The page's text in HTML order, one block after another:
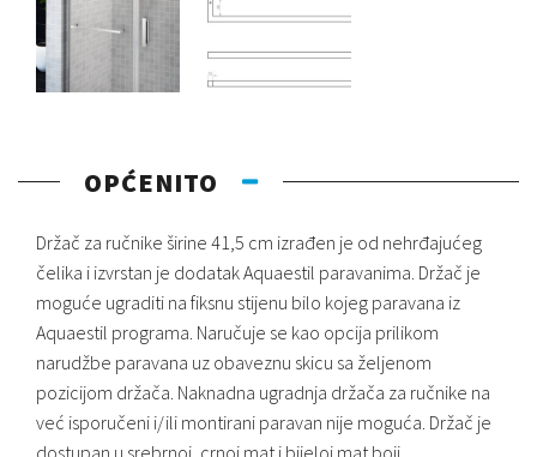
OPĆENITO
Držač za ručnike širine 41,5 cm izrađen je od nehrđajućeg
čelika i izvrstan je dodatak Aquaestil paravanima. Držač je
moguće ugraditi na fiksnu stijenu bilo kojeg paravana iz
Aquaestil programa. Naručuje se kao opcija prilikom
narudžbe paravana uz obaveznu skicu sa željenom
pozicijom držača. Naknadna ugradnja držača za ručnike na
već isporučeni i/ili montirani paravan nije moguća. Držač je
dostupan u srebrnoj, crnoj mat i bijeloj mat boji.